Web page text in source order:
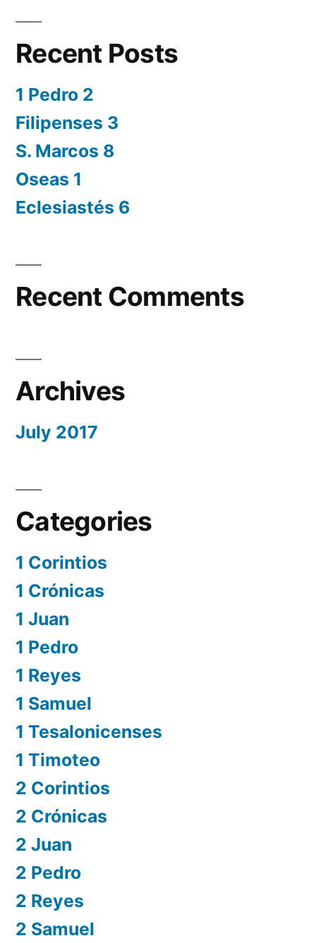
Recent Posts
1 Pedro 2
Filipenses 3
S. Marcos 8
Oseas 1
Eclesiastés 6
Recent Comments
Archives
July 2017
Categories
1 Corintios
1 Crónicas
1 Juan
1 Pedro
1 Reyes
1 Samuel
1 Tesalonicenses
1 Timoteo
2 Corintios
2 Crónicas
2 Juan
2 Pedro
2 Reyes
2 Samuel